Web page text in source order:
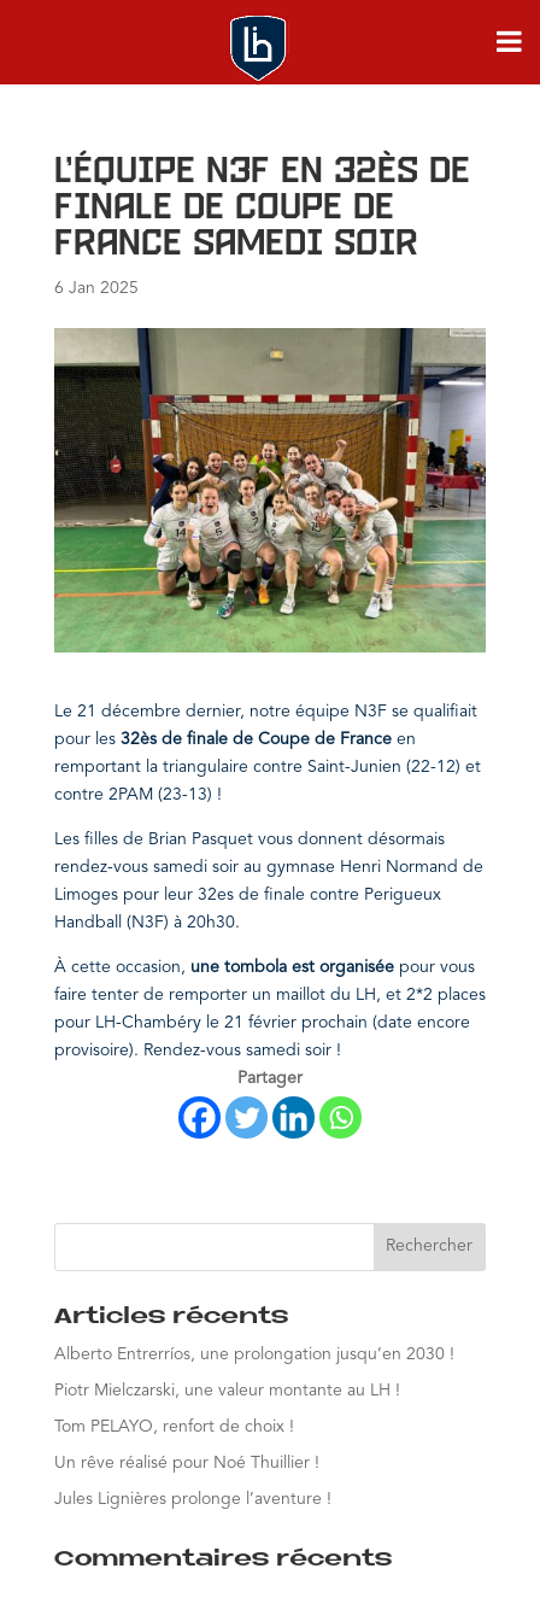
L’équipe N3F en 32ès de
finale de Coupe de
France samedi soir
6 Jan 2025
Le 21 décembre dernier, notre équipe N3F se qualifiait
pour les 32ès de finale de Coupe de Franceen
remportant la triangulaire contre Saint-Junien (22-12) et
contre 2PAM (23-13) !
Les filles de Brian Pasquet vous donnent désormais
rendez-vous samedi soir au gymnase Henri Normand de
Limoges pour leur 32es de finale contre Perigueux
Handball (N3F) à 20h30.
À cette occasion, une tombola est organiséepour vous
faire tenter de remporter un maillot du LH, et 2*2 places
pour LH-Chambéry le 21 février prochain (date encore
provisoire). Rendez-vous samedi soir !
Partager
Articles récents
Alberto Entrerríos, une prolongation jusqu’en 2030 !
Piotr Mielczarski, une valeur montante au LH !
Tom PELAYO, renfort de choix !
Un rêve réalisé pour Noé Thuillier !
Jules Lignières prolonge l’aventure !
Commentaires récents